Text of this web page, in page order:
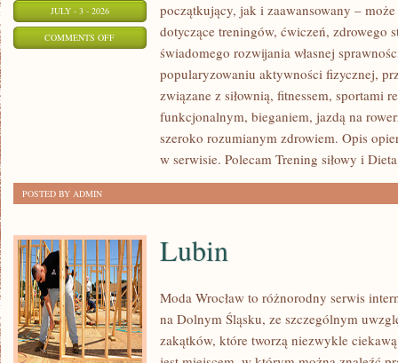
JULY - 3 - 2026
COMMENTS OFFON
początkujący, jak i zaawansowany –
dotyczące treningów, ćwiczeń, zdrowego
świadomego rozwijania własnej
popularyzowaniu aktywności fizycznej,
związane z siłownią, fitnessem, sportami
funkcjonalnym, bieganiem, jazdą na
szeroko rozumianym zdrowiem. Opis
w serwisie. Polecam Trening siłowy i
POSTED BY ADMIN
Lubin
Moda Wrocław to różnorodny serwis
na Dolnym Śląsku, ze szczególnym
zakątków, które tworzą niezwykle